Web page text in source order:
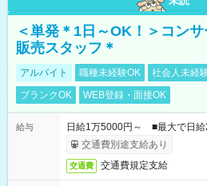
＜単発＊1日～OK！＞コン
販売スタッフ＊
アルバイト 職種未経験OK 社会人未経
ブランクOK
WEB登録・面接OK
給与
日給1万5000円～ ■最大で日給
交通費別途支給あり
交通費 交通費規定支給